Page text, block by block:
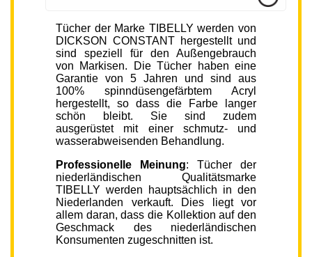
Tücher der Marke TIBELLY werden von
DICKSON CONSTANT hergestellt und
sind speziell für den Außengebrauch
von Markisen. Die Tücher haben eine
Garantie von 5 Jahren und sind aus
100% spinndüsengefärbtem Acryl
hergestellt, so dass die Farbe langer
schön bleibt. Sie sind zudem
ausgerüstet mit einer schmutz- und
wasserabweisenden Behandlung.
Professionelle Meinung: Tücher der
niederländischen Qualitätsmarke
TIBELLY werden hauptsächlich in den
Niederlanden verkauft. Dies liegt vor
allem daran, dass die Kollektion auf den
Geschmack des niederländischen
Konsumenten zugeschnitten ist.